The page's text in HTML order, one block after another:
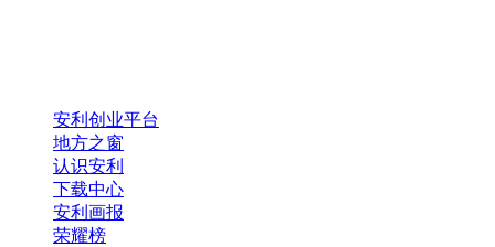
安利创业平台
地方之窗
认识安利
下载中心
安利画报
荣耀榜